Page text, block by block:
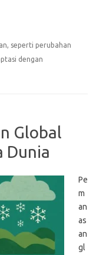
seperti perubahan
dengan
Global
Dunia
Pe
m
an
as
an
gl